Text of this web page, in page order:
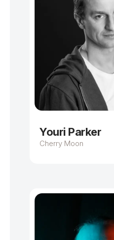
Youri Parker
Cherry Moon